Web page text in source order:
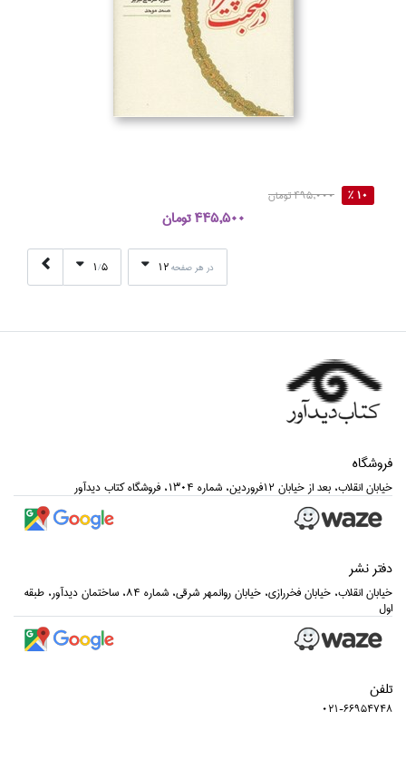
10 % 495,000 تومان
445,500 تومان
در هر صفحه12
1/5
فروشگاه
خيابان انقلاب، بعد از خيابان 12فروردين، شماره 1304، فروشگاه كتاب ديدآور
دفتر نشر
خيابان انقلاب، خيابان فخررازي، خيابان روانمهر شرقي، شماره 84، ساختمان ديدآور، طبقه
اول
تلفن
021-66954748